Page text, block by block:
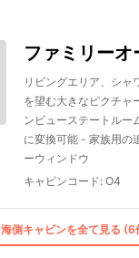
ファミリー
リビングエリア、シャ
を望む大きなピクチャ
ンビューステートルー
に変換可能 - 家族用の
ーウィンドウ
キャビンコード: O4
海側キャビンを全て見る (6